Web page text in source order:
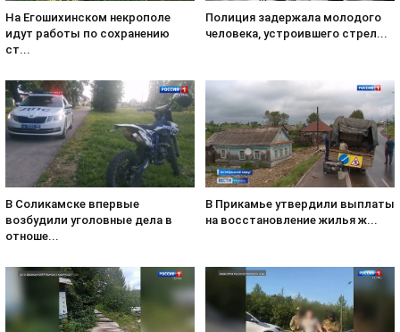
На Егошихинском некрополе
идут работы по сохранению
ст...
Полиция задержала молодого
человека, устроившего стрел...
В Соликамске впервые
возбудили уголовные дела в
отноше...
В Прикамье утвердили выплаты
на восстановление жилья ж...